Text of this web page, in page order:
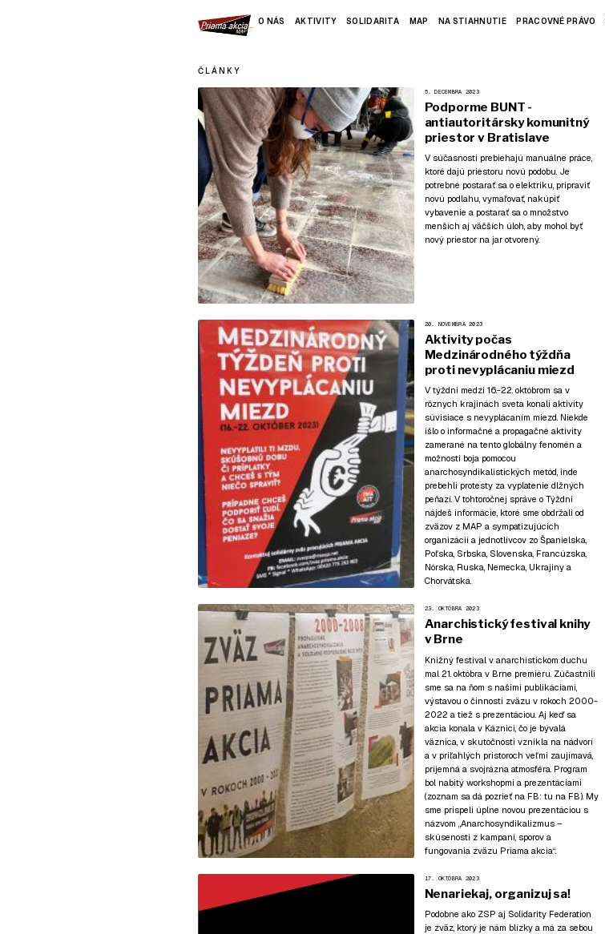
O NÁS AKTIVITY SOLIDARITA MAP NA STIAHNUTIE PRACOVNÉ PRÁVO
ČLÁNKY
5. DECEMBRA 2023
Podporme BUNT -
antiautoritársky komunitný
priestor v Bratislave
V súčasnosti prebiehajú manuálne práce,
ktoré dajú priestoru novú podobu. Je
potrebné postarať sa o elektriku, pripraviť
novú podlahu, vymaľovať, nakúpiť
vybavenie a postarať sa o množstvo
menších aj väčších úloh, aby mohol byť
nový priestor na jar otvorený.
20. NOVEMBRA 2023
Aktivity počas
Medzinárodného týždňa
proti nevyplácaniu miezd
V týždni medzi 16.-22. októbrom sa v
rôznych krajinách sveta konali aktivity
súvisiace s nevyplácaním miezd. Niekde
išlo o informačné a propagačné aktivity
zamerané na tento globálny fenomén a
možnosti boja pomocou
anarchosyndikalistických metód, inde
prebehli protesty za vyplatenie dlžných
peňazí. V tohtoročnej správe o Týždni
nájdeš informácie, ktoré sme obdržali od
zväzov z MAP a sympatizujúcich
organizácií a jednotlivcov zo Španielska,
Poľska, Srbska, Slovenska, Francúzska,
Nórska, Ruska, Nemecka, Ukrajiny a
Chorvátska.
23. OKTÓBRA 2023
Anarchistický festival knihy
v Brne
Knižný festival v anarchistickom duchu
mal 21. októbra v Brne premiéru. Zúčastnili
sme sa na ňom s našimi publikáciami,
výstavou o činnosti zväzu v rokoch 2000-
2022 a tiež s prezentáciou. Aj keď sa
akcia konala v Káznici, čo je bývalá
väznica, v skutočnosti vznikla na nádvorí
a v priľahlých pristoroch veľmi zaujímavá,
príjemná a svojrázna atmosféra. Program
bol nabitý workshopmi a prezentáciami
(zoznam sa dá pozrieť na FB: tu na FB). My
sme prispeli úplne novou prezentáciou s
názvom „Anarchosyndikalizmus –
skúsenosti z kampaní, sporov a
fungovania zväzu Priama akcia“.
17. OKTÓBRA 2023
Nenariekaj, organizuj sa!
Podobne ako ZSP aj Solidarity Federation
je zväz, ktorý je nám blízky a má za sebou